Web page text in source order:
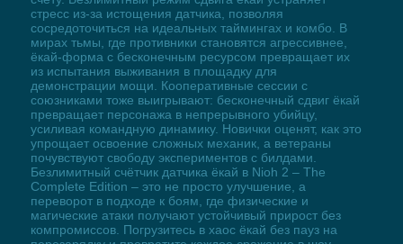
стресс из-за истощения датчика, позволяя
сосредоточиться на идеальных таймингах и комбо. В
мирах тьмы, где противники становятся агрессивнее,
ёкай-форма с бесконечным ресурсом превращает их
из испытания выживания в площадку для
демонстрации мощи. Кооперативные сессии с
союзниками тоже выигрывают: бесконечный сдвиг ёкай
превращает персонажа в непрерывного убийцу,
усиливая командную динамику. Новички оценят, как это
упрощает освоение сложных механик, а ветераны
почувствуют свободу экспериментов с билдами.
Безлимитный счётчик датчика ёкай в Nioh 2 – The
Complete Edition – это не просто улучшение, а
переворот в подходе к боям, где физические и
магические атаки получают устойчивый прирост без
компромиссов. Погрузитесь в хаос ёкай без пауз на